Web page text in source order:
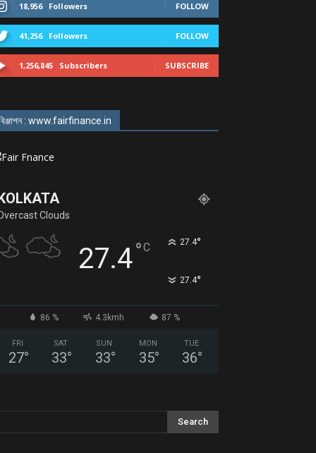
18,956 Followers FOLLOW
41,256 Followers FOLLOW
1,256,845 Subscribers SUBSCRIBE
: www.fairfinance.in
Clouds
27.4°C 27.4°
27.4°
86 % 4.3kmh 87 %
FRI
27°
SAT
33°
SUN
33°
MON
35°
TUE
36°